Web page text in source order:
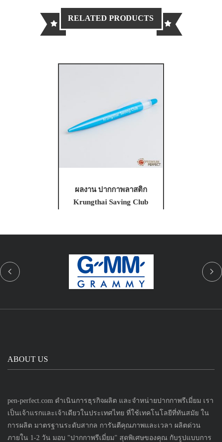
RELATED PRODUCTS
ผลงาน ปากกาพลาสติก
Krungthai Saving Club
ABOUT US
pen-perfect.com ดำเนินการธุรกิจผลิต และจำหน่ายปากกาพรีเมี่ยม เรา
เป็นเจ้าแรกและเจ้าเดียวในประเทศไทย ที่ใช้เทคโนโลยีที่ทันสมัย ใน
การผลิต มาตรฐานระดับสากล การันตีคุณภาพและเวลา ผลิตด่วน
ภายใน 1-2 วัน มอบ "ปากกาพรีเมี่ยม" สุดพิเศษของคุณ กับรูปแบบการ